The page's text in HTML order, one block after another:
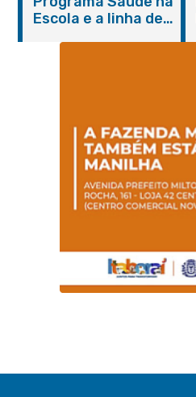
serviços gratuitos e
orientações
Escola e a linha de
Magalhães Seabra